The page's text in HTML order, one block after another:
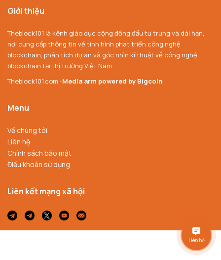
Giới thiệu
Theblock101 là kênh giáo dục cộng đồng đầu tư trung và dài hạn,
nơi cung cấp thông tin về tình hình phát triển công nghệ
blockchain, phân tích dự án và góc nhìn kĩ thuật về công nghệ
blockchain tại thị trường Việt Nam.
Theblock101.com -Media arm powered by Bigcoin
Menu
Về chúng tôi
Liên hệ
Chính sách bảo mật
Điều khoản sử dụng
Liên kết mạng xã hội
Liên hệ